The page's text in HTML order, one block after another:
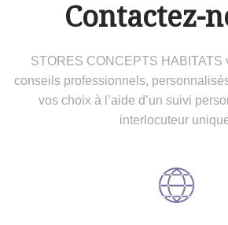
Contactez-
STORES CONCEPTS HABITATS
conseils professionnels,
vos choix à l’aide d’un suivi
interlocuteur